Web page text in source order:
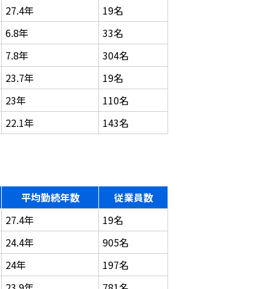
27.4年
19名
6.8年
33名
7.8年
304名
23.7年
19名
23年
110名
22.1年
143名
平均勤続年数
従業員数
27.4年
19名
24.4年
905名
24年
197名